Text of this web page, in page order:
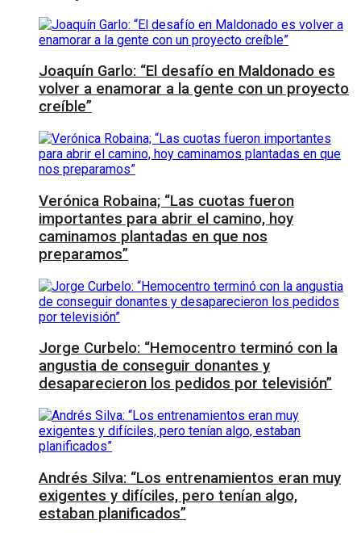
Joaquín Garlo: “El desafío en Maldonado es
volver a enamorar a la gente con un proyecto
creíble”
Verónica Robaina; “Las cuotas fueron
importantes para abrir el camino, hoy
caminamos plantadas en que nos
preparamos”
Jorge Curbelo: “Hemocentro terminó con la
angustia de conseguir donantes y
desaparecieron los pedidos por televisión”
Andrés Silva: “Los entrenamientos eran muy
exigentes y difíciles, pero tenían algo,
estaban planificados”